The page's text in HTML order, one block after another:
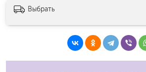
Выбрать